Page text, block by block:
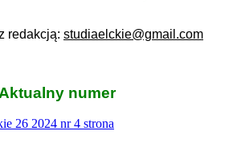
redakcją: studiaelckie@gmail.com
Aktualny numer